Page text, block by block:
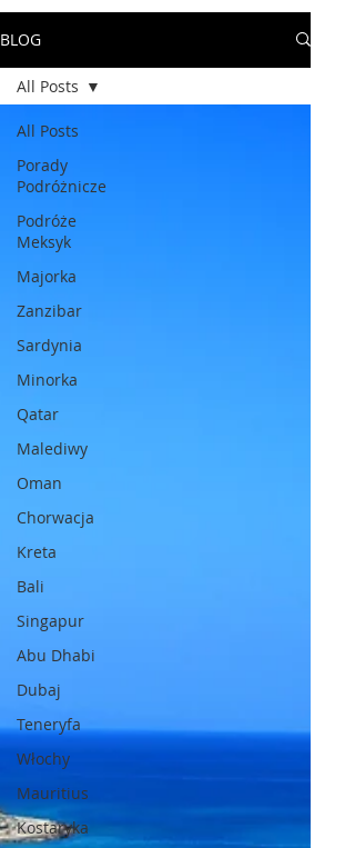
BLOG
All Posts
Porady
Podróżnicze
Podróże
Meksyk
Majorka
Zanzibar
Sardynia
Minorka
Qatar
Malediwy
Oman
Chorwacja
Kreta
Bali
Singapur
Abu Dhabi
Dubaj
Teneryfa
Włochy
Mauritius
Kostaryka
All Posts